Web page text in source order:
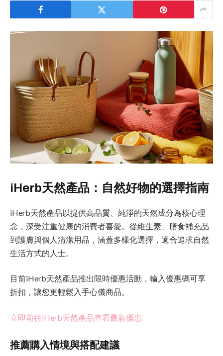
iHerb天然產品：自然好物的選擇指南
iHerb天然產品以提供高品質、純淨的天然成分為核心理
念，深受注重健康的消費者喜愛。從維生素、膳食補充品
到護膚與個人清潔用品，涵蓋多樣化選擇，適合追求自然
生活方式的人士。
目前iHerb天然產品推出限時優惠活動，輸入優惠碼可享
折扣，讓您更輕鬆入手心儀商品。
立即前往iHerb天然產品查看最新優惠
推薦購入情境與搭配建議